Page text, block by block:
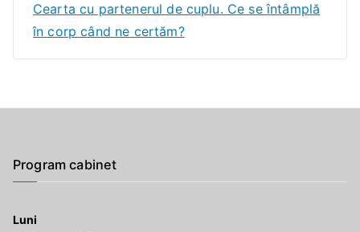
Cearta cu partenerul de cuplu. Ce se întâmplă
în corp când ne certăm?
Program cabinet
Luni